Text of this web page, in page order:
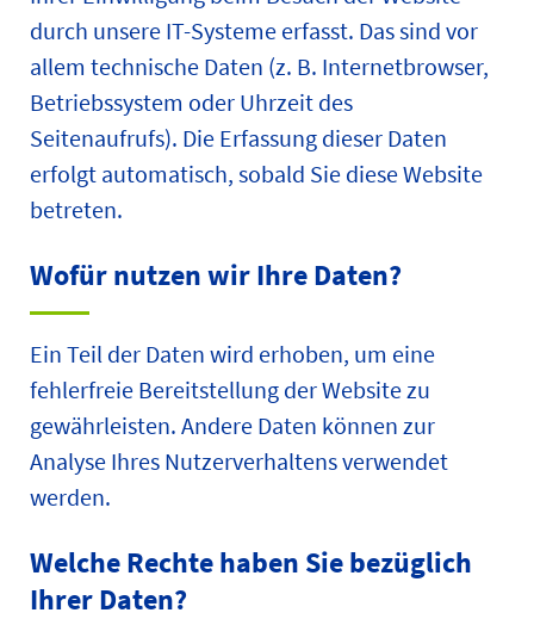
durch unsere IT-Systeme erfasst. Das sind vor
allem technische Daten (z. B. Internetbrowser,
Betriebssystem oder Uhrzeit des
Seitenaufrufs). Die Erfassung dieser Daten
erfolgt automatisch, sobald Sie diese Website
betreten.
Wofür nutzen wir Ihre Daten?
Ein Teil der Daten wird erhoben, um eine
fehlerfreie Bereitstellung der Website zu
gewährleisten. Andere Daten können zur
Analyse Ihres Nutzerverhaltens verwendet
werden.
Welche Rechte haben Sie bezüglich
Ihrer Daten?